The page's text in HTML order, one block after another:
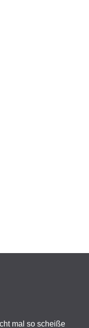
mal so scheiße